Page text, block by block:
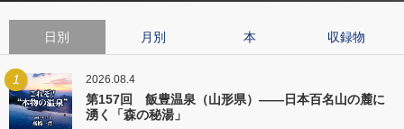
日別 月別 本 収録物
1 2026.08.4
第157回 飯豊温泉（山形県）――日本百名山の麓に
湧く「森の秘湯」